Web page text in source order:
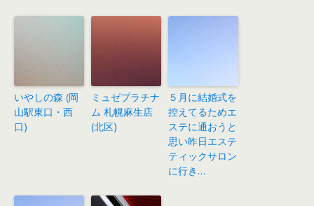
いやしの森 (岡
山駅東口・西
口)
ミュゼプラチナ
ム 札幌麻生店
(北区)
５月に結婚式を
控えてるためエ
ステに通おうと
思い昨日エステ
ティックサロン
に行き…